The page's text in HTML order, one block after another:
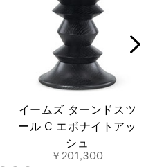
イームズ ターンドスツ
ール C エボナイトアッ
シュ
￥201,300